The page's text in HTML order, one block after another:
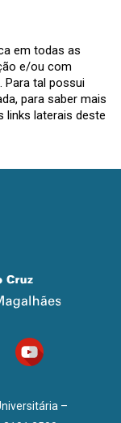
em todas as
e/ou com
Para tal possui
para saber mais
links laterais deste
–